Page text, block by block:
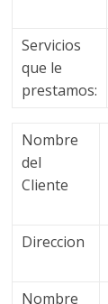
–
T
r
a
n
s
Servicios
que le
prestamos:
Nombre
del
Cliente
Direccion
Nombre